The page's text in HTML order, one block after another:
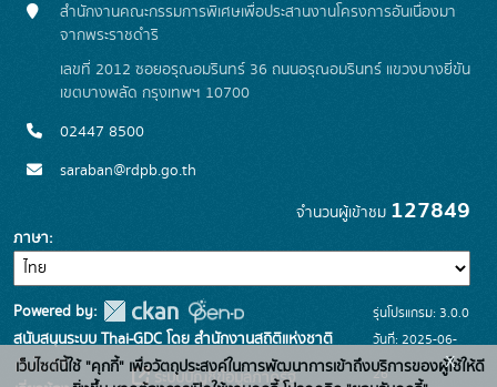
สำนักงานคณะกรรมการพิเศษเพื่อประสานงานโครงการอันเนื่องมา
จากพระราชดำริ
เลขที่ 2012 ซอยอรุณอมรินทร์ 36 ถนนอรุณอมรินทร์ แขวงบางยี่ขัน
เขตบางพลัด กรุงเทพฯ 10700
02447 8500
saraban@rdpb.go.th
จำนวนผู้เข้าชม 127849
ภาษา
Powered by:
สนับสนุนระบบ Thai-GDC โดย สำนักงานสถิติแห่งชาติ
เว็บไซต์ที่
ระบบบัญชีข้อมูลภาครัฐ
รุ่นโปรแกรม: 3.0.0
วันที่: 2025-06-
26
เว็บไซต์นี้ใช้ "คุกกี้" เพื่อวัตถุประสงค์ในการพัฒนาการเข้าถึงบริการของผู้ใช้ให้ดี
x